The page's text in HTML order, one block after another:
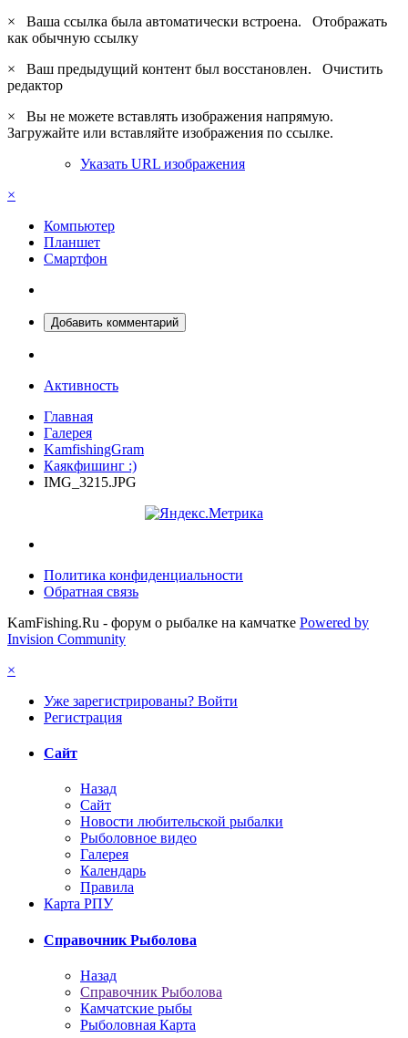
×
Ваша ссылка была автоматически встроена. Отображать
как обычную ссылку
×
Ваш предыдущий контент был восстановлен. Очистить
редактор
×
Вы не можете вставлять изображения напрямую.
Загружайте или вставляйте изображения по ссылке.
Указать URL изображения
×
Компьютер
Планшет
Смартфон
Добавить комментарий
Активность
Главная
Галерея
KamfishingGram
Каякфишинг :)
IMG_3215.JPG
Политика конфиденциальности
Обратная связь
KamFishing.Ru - форум о рыбалке на камчатке Powered by
Invision Community
×
Уже зарегистрированы? Войти
Регистрация
Сайт
Назад
Сайт
Новости любительской рыбалки
Рыболовное видео
Галерея
Календарь
Правила
Карта РПУ
Справочник Рыболова
Назад
Справочник Рыболова
Камчатские рыбы
Рыболовная Карта